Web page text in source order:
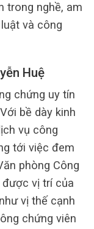
trong nghề, am
và công
Huệ
chứng uy tín
bề dày kinh
vụ công
tới việc đem
phòng Công
được vị trí của
vị thế cạnh
chứng viên